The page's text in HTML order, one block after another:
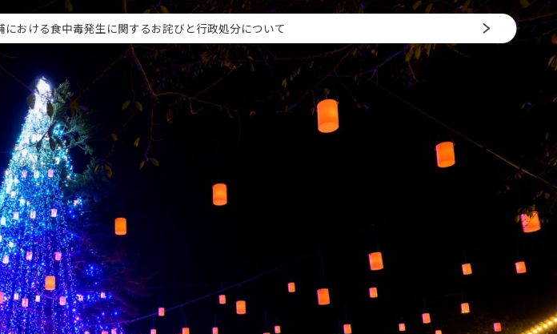
における食中毒発生に関するお詫びと行政処分について